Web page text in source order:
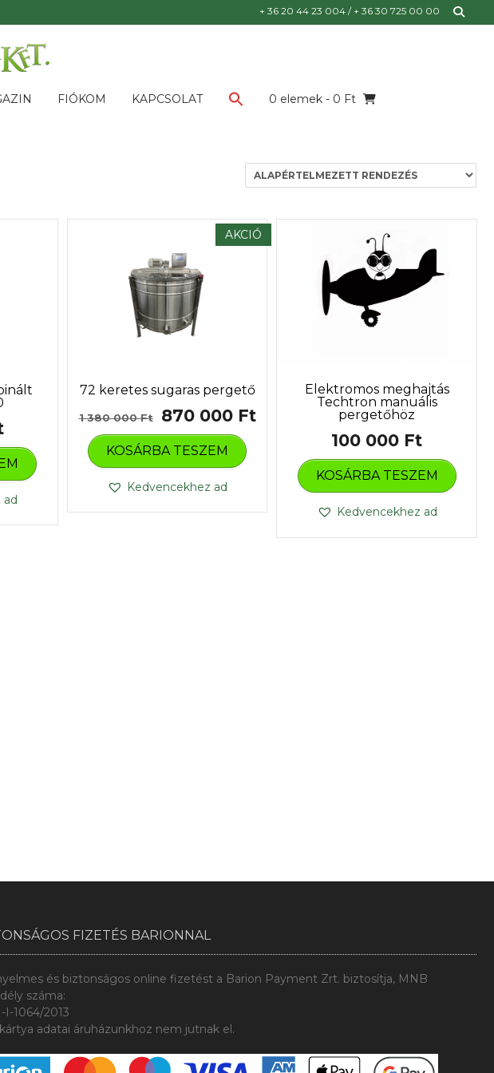
+ 36 20 44 23 004 / + 36 30 725 00 00
FIÓKOM KAPCSOLAT 0 elemek- 0 Ft
ad
AKCIÓ
72 keretes sugaras pergető
1 380 000Ft
Original
price
was:
1
380
870 000 FtCurrent
000 Ft.
KOSÁRBA TESZEM
Kedvencekhez ad
Elektromos meghajtás
Techtron manuális
pergetőhöz
100 000 Ft
KOSÁRBA TESZEM
Kedvencekhez ad
FIZETÉS BARIONNAL
és biztonságos online fizetést a Barion Payment Zrt. biztosítja, MNB
száma:
I-1064/2013
adatai áruházunkhoz nem jutnak el.